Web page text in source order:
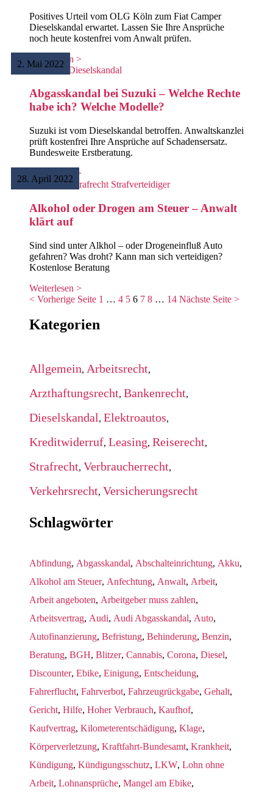
Positives Urteil vom OLG Köln zum Fiat Camper
Dieselskandal erwartet. Lassen Sie Ihre Ansprüche
noch heute kostenfrei vom Anwalt prüfen.
Weiterlesen >
Abgasskandal bei Suzuki – Welche Rechte
habe ich? Welche Modelle?
2. Mai 2022
Suzuki ist vom Dieselskandal betroffen. Anwaltskanzlei
prüft kostenfrei Ihre Ansprüche auf Schadensersatz.
Bundesweite Erstberatung.
Weiterlesen >
Alkohol oder Drogen am Steuer – Anwalt
klärt auf
28. April 2022
Sind sind unter Alkhol – oder Drogeneinfluß Auto
gefahren? Was droht? Kann man sich verteidigen?
Kostenlose Beratung
Weiterlesen >
< Vorherige Seite 1 … 4 5 6 7 8 … 14 Nächste Seite >
Kategorien
Allgemein, Arbeitsrecht,
Arzthaftungsrecht, Bankenrecht,
Dieselskandal, Elektroautos,
Kreditwiderruf, Leasing, Reiserecht,
Strafrecht, Verbraucherrecht,
Verkehrsrecht, Versicherungsrecht
Schlagwörter
Abfindung, Abgasskandal, Abschalteinrichtung, Akku,
Alkohol am Steuer, Anfechtung, Anwalt, Arbeit,
Arbeit angeboten, Arbeitgeber muss zahlen,
Arbeitsvertrag, Audi, Audi Abgasskandal, Auto,
Autofinanzierung, Befristung, Behinderung, Benzin,
Beratung, BGH, Blitzer, Cannabis, Corona, Diesel,
Discounter, Ebike, Einigung, Entscheidung,
Fahrerflucht, Fahrverbot, Fahrzeugrückgabe, Gehalt,
Gericht, Hilfe, Hoher Verbrauch, Kaufhof,
Kaufvertrag, Kilometerentschädigung, Klage,
Körperverletzung, Kraftfahrt-Bundesamt, Krankheit,
Kündigung, Kündigungsschutz, LKW, Lohn ohne
Arbeit, Lohnansprüche, Mangel am Ebike,